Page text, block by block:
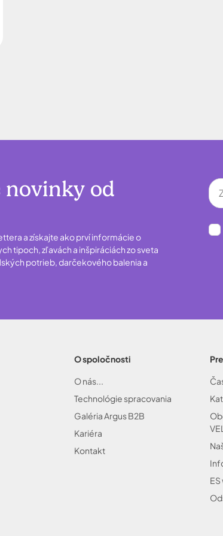
novinky od
a získajte ako prví informácie o
tipoch, zľavách a inšpiráciách zo sveta
potrieb, darčekového balenia a
O spoločnosti
O nás...
Technológie spracovania
Galéria Argus B2B
Kariéra
Kontakt